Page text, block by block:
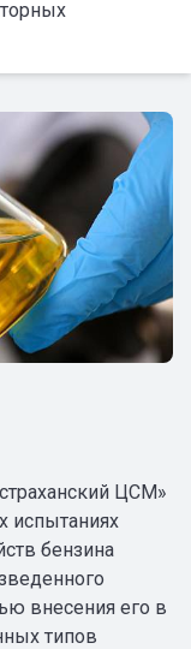
ЦСМ»
испытаниях
бензина
внесения его в
типов